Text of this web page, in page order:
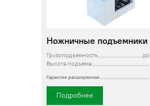
Ножничные подъемники
Грузоподъемность
Высота подъема
Гарантия расширенная
Подробнее